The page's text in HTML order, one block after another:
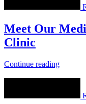
Meet Our
Clinic
Continue reading